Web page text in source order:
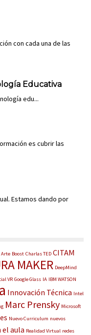
con cada una de las
Educativa
edu...
es cubrir las
Estamos dando por
Arte Boost Charlas TED CITAM
MAKER DeepMind
VR Google Glass IA IBM WATSON
Innovación Técnica Intel
Marc Prensky Microsoft
Nuevo Curriculum nuevos
el aula Realidad Virtual redes